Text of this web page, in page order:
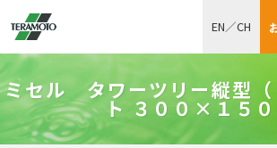
EN／CH
ミセル タワーツリー縦型（
ト ３００×１５